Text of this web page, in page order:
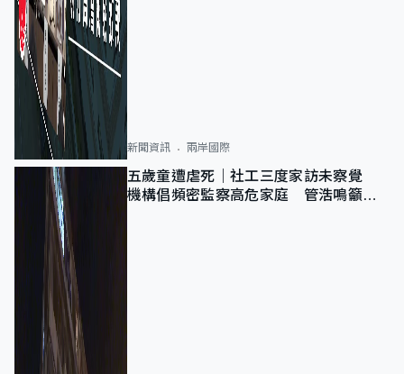
新聞資訊 兩岸國際
五歲童遭虐死｜社工三度家訪未察覺
機構倡頻密監察高危家庭 管浩鳴籲加